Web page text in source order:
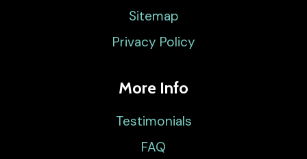
Sitemap
Privacy Policy
More Info
Testimonials
FAQ